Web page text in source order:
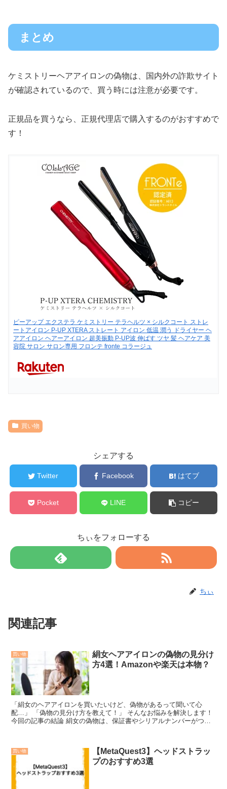
まとめ
ケミストリーヘアアイロンの偽物は、国内外の詐欺サイト
が確認されているので、買う時には注意が必要です。
正規品を買うなら、正規代理店で購入するのがおすすめで
す！
ピーアップ エクステラ ケミストリー テラヘルツ × シルクコート ストレ
ートアイロン P-UP XTERA ストレート アイロン 低温 潤う ドライヤー ヘ
アアイロン ヘアーアイロン 超美振動 P-UP波 伸ばす ツヤ 髪 ヘアケア 美
容院 サロン サロン専用 フロンテ fronte コラージュ
買い物
シェアする
Twitter Facebook はてブ
Pocket LINE コピー
ちぃをフォローする
ちぃ
関連記事
買い物
絹女ヘアアイロンの偽物の見分け
方4選！Amazonや楽天は本物？
「絹女のヘアアイロンを買いたいけど、偽物があるって聞いて心
配…」 「偽物の見分け方を教えて！」 そんなお悩みを解決します！
今回の記事の結論 絹女の偽物は、保証書やシリアルナンバーがつい
買い物
【MetaQuest3】ヘッドストラッ
プのおすすめ3選